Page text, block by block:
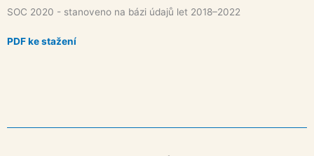
SOC 2020 - stanoveno na bázi údajů let 2018–2022
PDF ke stažení